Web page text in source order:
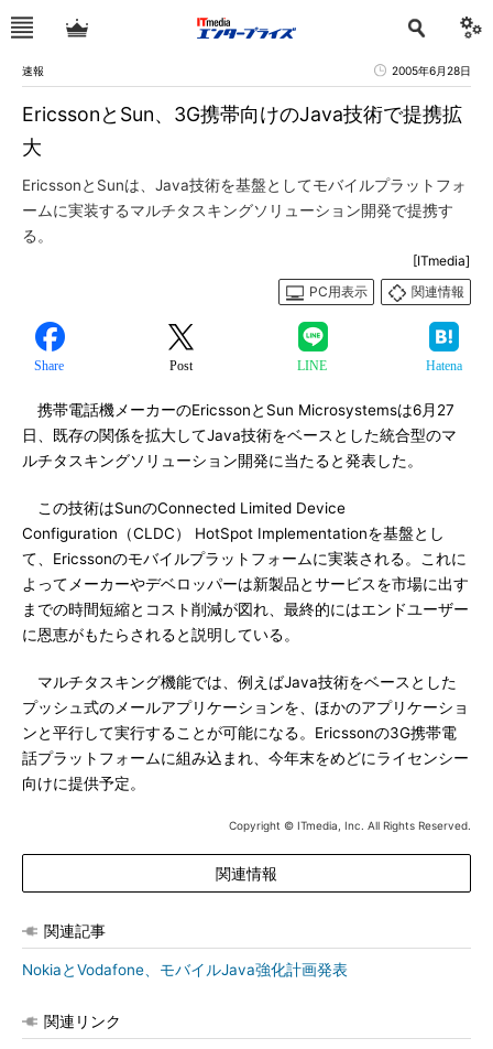
速報 2005年6月28日
EricssonとSun、3G携帯向けのJava技術で提携拡
大
EricssonとSunは、Java技術を基盤としてモバイルプラットフォ
ームに実装するマルチタスキングソリューション開発で提携す
る。
[ITmedia]
PC用表示
関連情報
Share Post LINE Hatena
携帯電話機メーカーのEricssonとSun Microsystemsは6月27
日、既存の関係を拡大してJava技術をベースとした統合型のマ
ルチタスキングソリューション開発に当たると発表した。
この技術はSunのConnected Limited Device
Configuration（CLDC） HotSpot Implementationを基盤とし
て、Ericssonのモバイルプラットフォームに実装される。これに
よってメーカーやデベロッパーは新製品とサービスを市場に出す
までの時間短縮とコスト削減が図れ、最終的にはエンドユーザー
に恩恵がもたらされると説明している。
マルチタスキング機能では、例えばJava技術をベースとした
プッシュ式のメールアプリケーションを、ほかのアプリケーショ
ンと平行して実行することが可能になる。Ericssonの3G携帯電
話プラットフォームに組み込まれ、今年末をめどにライセンシー
向けに提供予定。
Copyright © ITmedia, Inc. All Rights Reserved.
関連情報
関連記事
NokiaとVodafone、モバイルJava強化計画発表
関連リンク